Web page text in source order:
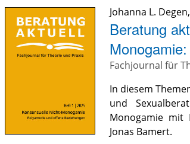
Johanna L. Degen,
Beratung
Fachjournal für
In diesem
und
Monogamie mit
Jonas Bamert.